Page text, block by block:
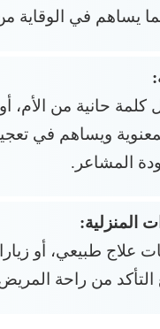
يساهم في الوقاية
حانية من الأم، أو
ويساهم في
المشاعر.
المنزلية:
طبيعي، أو
التأكد من راحة